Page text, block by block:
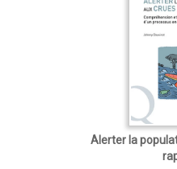
Alerter la